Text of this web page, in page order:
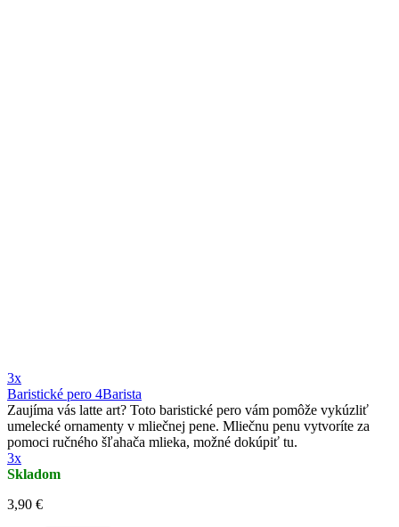
3x
Baristické pero 4Barista
Zaujíma vás latte art? Toto baristické pero vám pomôže vykúzliť
umelecké ornamenty v mliečnej pene. Mliečnu penu vytvoríte za
pomoci ručného šľahača mlieka, možné dokúpiť tu.
3x
Skladom
3,90 €